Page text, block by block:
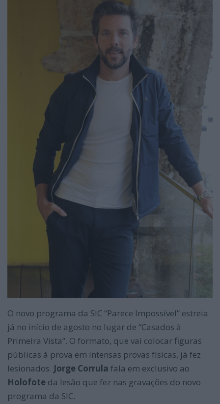
O novo programa da SIC “Parece Impossível” estreia
já no início de agosto no lugar de “Casados à
Primeira Vista”. O formato, que vai colocar figuras
públicas à prova em intensas provas físicas, já fez
lesionados. Jorge Corrula fala em exclusivo ao
Holofote da lesão que fez nas gravações do novo
programa da SIC.